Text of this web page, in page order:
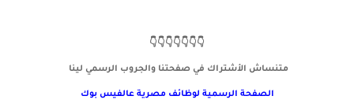
👇👇👇👇👇👇👇
متنساش الأشتراك في صفحتنا والجروب الرسمي لينا
الصفحة الرسمية لوظائف مصرية عالفيس بوك